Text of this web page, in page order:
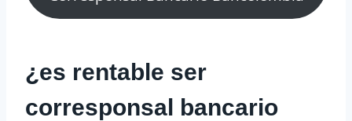
¿es rentable ser
corresponsal bancario